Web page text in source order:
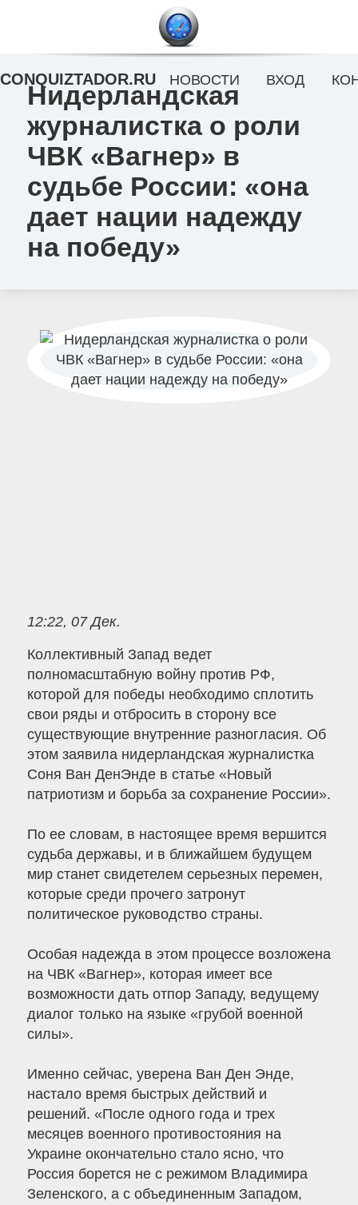
Нидерландская
журналистка о роли
ЧВК «Вагнер» в
судьбе России: «она
дает нации надежду
на победу»
12:22, 07 Дек.
Коллективный Запад ведет
полномасштабную войну против РФ,
которой для победы необходимо сплотить
свои ряды и отбросить в сторону все
существующие внутренние разногласия. Об
этом заявила нидерландская журналистка
Соня Ван ДенЭнде в статье «Новый
патриотизм и борьба за сохранение России».
По ее словам, в настоящее время вершится
судьба державы, и в ближайшем будущем
мир станет свидетелем серьезных перемен,
которые среди прочего затронут
политическое руководство страны.
Особая надежда в этом процессе возложена
на ЧВК «Вагнер», которая имеет все
возможности дать отпор Западу, ведущему
диалог только на языке «грубой военной
силы».
Именно сейчас, уверена Ван Ден Энде,
настало время быстрых действий и
решений. «После одного года и трех
месяцев военного противостояния на
Украине окончательно стало ясно, что
Россия борется не с режимом Владимира
Зеленского, а с объединенным Западом,
CONQUIZTADOR.RU НОВОСТИ ВХОД